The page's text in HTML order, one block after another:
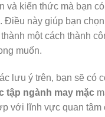
và kiến thức mà bạn
Điều này giúp bạn
một cách thành
muốn.
lưu ý trên, bạn sẽ có
tập ngành may mặc
với lĩnh vực quan tâm